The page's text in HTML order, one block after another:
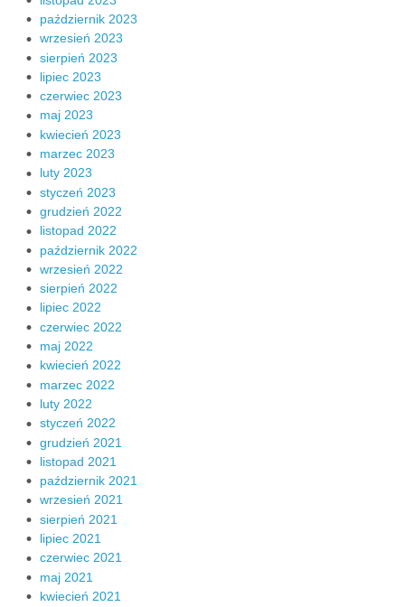
październik 2023
wrzesień 2023
sierpień 2023
lipiec 2023
czerwiec 2023
maj 2023
kwiecień 2023
marzec 2023
luty 2023
styczeń 2023
grudzień 2022
listopad 2022
październik 2022
wrzesień 2022
sierpień 2022
lipiec 2022
czerwiec 2022
maj 2022
kwiecień 2022
marzec 2022
luty 2022
styczeń 2022
grudzień 2021
listopad 2021
październik 2021
wrzesień 2021
sierpień 2021
lipiec 2021
czerwiec 2021
maj 2021
kwiecień 2021